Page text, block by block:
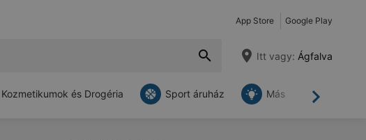
App Store Google Play
Itt vagy: Ágfalva
Tovább
Kozmetikumok és Drogéria Sport áruház Más